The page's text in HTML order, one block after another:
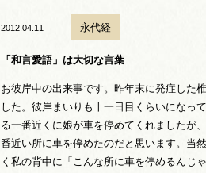
2012.04.11 永代経
「和言愛語」は大切な言葉
お彼岸中の出来事です。昨年末に発症した
した。彼岸まいりも十一日目くらいになっ
る一番近くに娘が車を停めてくれましたが
番近い所に車を停めたのだと思います。当
く私の背中に「こんな所に車を停めるんじ